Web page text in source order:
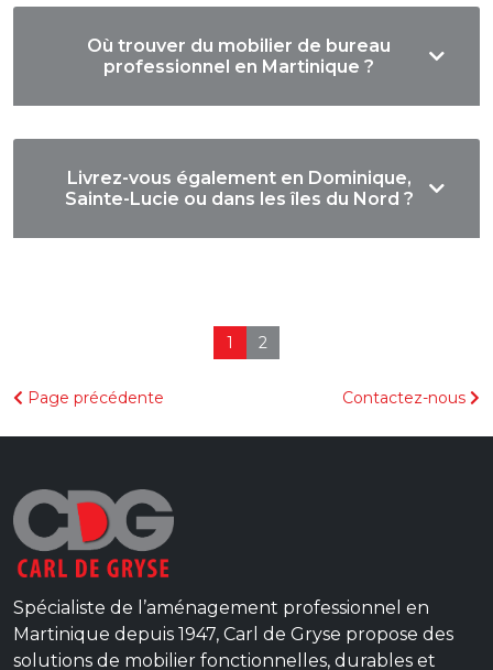
Où trouver du mobilier de bureau
professionnel en Martinique ?
Livrez-vous également en Dominique,
Sainte-Lucie ou dans les îles du Nord ?
1 2
Page précédente Contactez-nous
Spécialiste de l’aménagement professionnel en
Martinique depuis 1947, Carl de Gryse propose des
solutions de mobilier fonctionnelles, durables et